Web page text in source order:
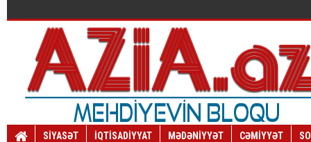
SİYASƏT İQTİSADİYYAT MƏDƏNİYYƏT CƏMİYYƏT